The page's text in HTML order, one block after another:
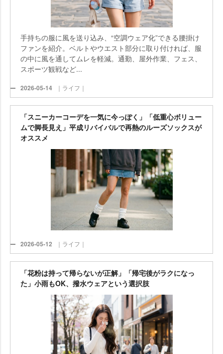
手持ちの服に風を送り込み、“空調ウェア化”できる腰掛け
ファンを紹介。ベルトやウエスト部分に取り付ければ、服
の中に風を通してムレを軽減。通勤、屋外作業、フェス、
スポーツ観戦など...
2026-05-14 ｜ライフ｜
「スニーカーコーデを一気に今っぽく」「低重心ボリュー
ムで脚長見え」平成リバイバルで再熱のルーズソックスが
オススメ
2026-05-12 ｜ライフ｜
「花粉は持って帰らないが正解」「帰宅後がラクになっ
た」小雨もOK、撥水ウェアという選択肢